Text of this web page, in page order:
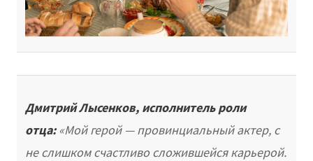
Дмитрий Лысенков, исполнитель роли
отца: «Мой герой — провинциальный актер, с
не слишком счастливо сложившейся карьерой.